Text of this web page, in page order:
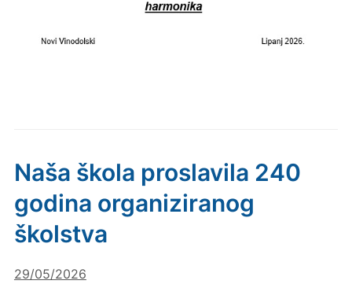
Naša škola proslavila 240
godina organiziranog
školstva
29/05/2026